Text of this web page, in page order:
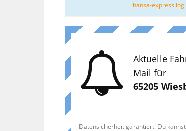
hansa-express
Aktuelle
Mail für
65205
Datensicherheit garantiert! Du